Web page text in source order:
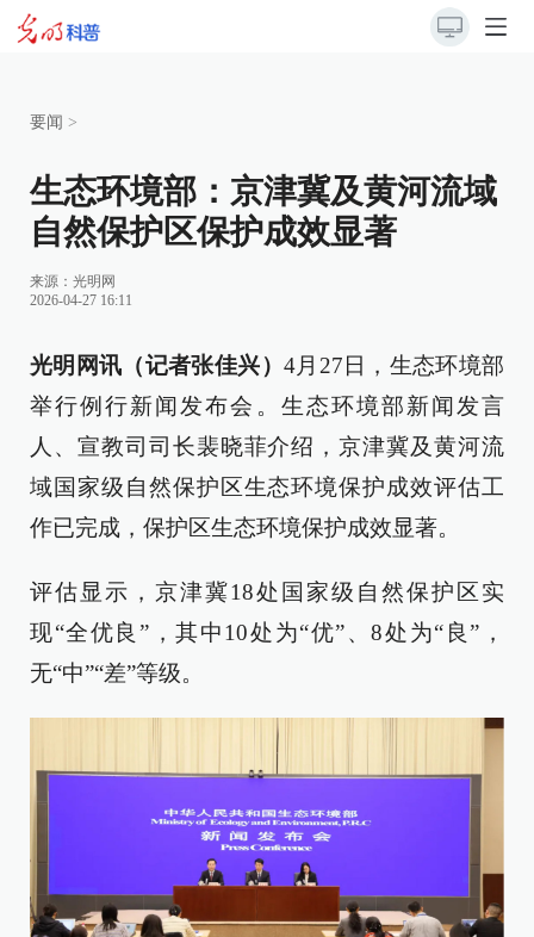
要闻 >
生态环境部：京津冀及黄河流域
自然保护区保护成效显著
来源： 光明网
2026-04-27 16:11
光明网讯（记者张佳兴） 4月27日，生态环境部
举行例行新闻发布会。生态环境部新闻发言
人、宣教司司长裴晓菲介绍，京津冀及黄河流
域国家级自然保护区生态环境保护成效评估工
作已完成，保护区生态环境保护成效显著。
评估显示，京津冀18处国家级自然保护区实
现“全优良”，其中10处为“优”、8处为“良”，
无“中”“差”等级。